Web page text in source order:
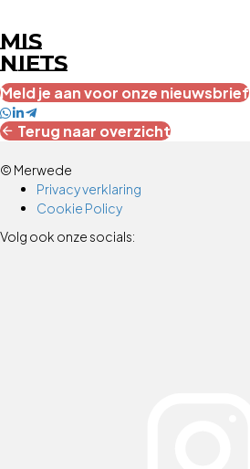
MIS
NIETS
Meld je aan voor onze nieuwsbrief
Terug naar overzicht
© Merwede
Privacy verklaring
Cookie Policy
Volg ook onze socials: